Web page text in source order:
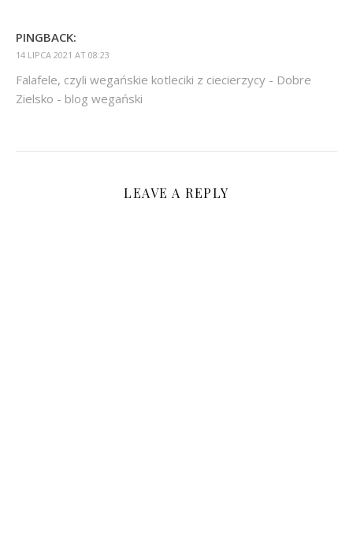
PINGBACK:
14 LIPCA 2021 AT 08:23
Falafele, czyli wegańskie kotleciki z ciecierzycy - Dobre
Zielsko - blog wegański
LEAVE A REPLY